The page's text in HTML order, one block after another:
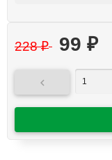
228₽ 99 ₽
